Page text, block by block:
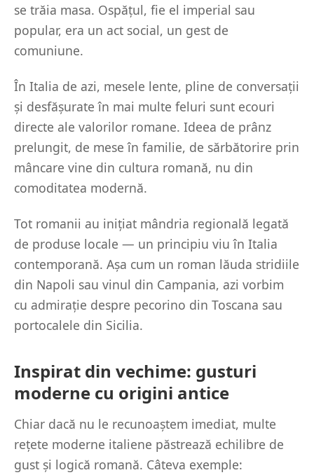
se trăia masa. Ospățul, fie el imperial sau
popular, era un act social, un gest de
comuniune.
În Italia de azi, mesele lente, pline de conversații
și desfășurate în mai multe feluri sunt ecouri
directe ale valorilor romane. Ideea de prânz
prelungit, de mese în familie, de sărbătorire prin
mâncare vine din cultura romană, nu din
comoditatea modernă.
Tot romanii au inițiat mândria regională legată
de produse locale — un principiu viu în Italia
contemporană. Așa cum un roman lăuda stridiile
din Napoli sau vinul din Campania, azi vorbim
cu admirație despre pecorino din Toscana sau
portocalele din Sicilia.
Inspirat din vechime: gusturi
moderne cu origini antice
Chiar dacă nu le recunoaștem imediat, multe
rețete moderne italiene păstrează echilibre de
gust și logică romană. Câteva exemple: